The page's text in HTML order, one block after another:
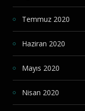
Temmuz 2020
Haziran 2020
Mayıs 2020
Nisan 2020